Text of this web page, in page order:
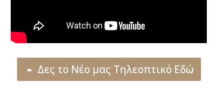
Δες το Νέο μας Τηλεοπτικό Εδώ